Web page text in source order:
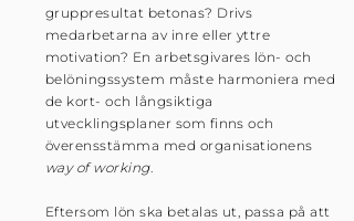
gruppresultat betonas? Drivs
medarbetarna av inre eller yttre
motivation? En arbetsgivares lön- och
belöningssystem måste harmoniera med
de kort- och långsiktiga
utvecklingsplaner som finns och
överensstämma med organisationens
way of working.
Eftersom lön ska betalas ut, passa på att